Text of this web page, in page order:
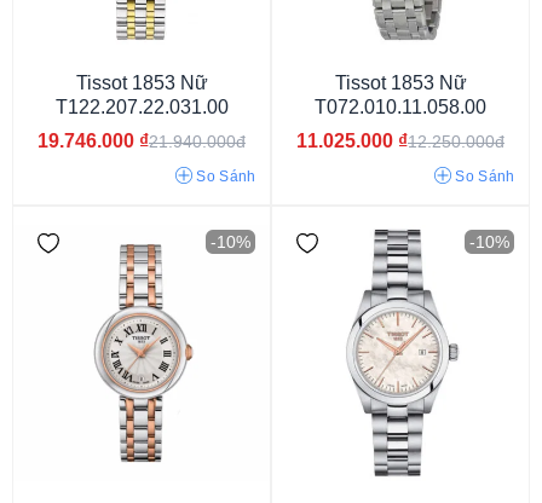
40 tiếng 80 tiếng 48 tiếng 38 tiếng
Dây màu vàng
Tissot 1853 Nữ
T122.207.22.031.00
19.746.000 ₫21.940.000đ
So Sánh
Tissot 1853 Nữ
T072.010.11.058.00
11.025.000 ₫12.250.000đ
So Sánh
-10% -10%